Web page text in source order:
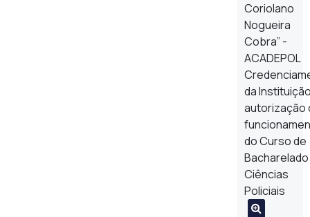
Coriolano
Nogueira
Cobra” -
ACADEPOL
da
autorização
do Curso de
Ciências
Policiais